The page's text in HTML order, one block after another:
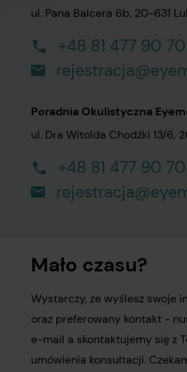
ul. Pana Balcera 6b, 20-631
+48 81 477 90 70
Poradnia Okulistyczna
ul. Dra Witolda Chodźki 13/6,
+48 81 477 90 70
Mało czasu?
Wystarczy, że wyślesz swoje
oraz preferowany kontakt -
e-mail a skontaktujemy się z
umówienia konsultacji.